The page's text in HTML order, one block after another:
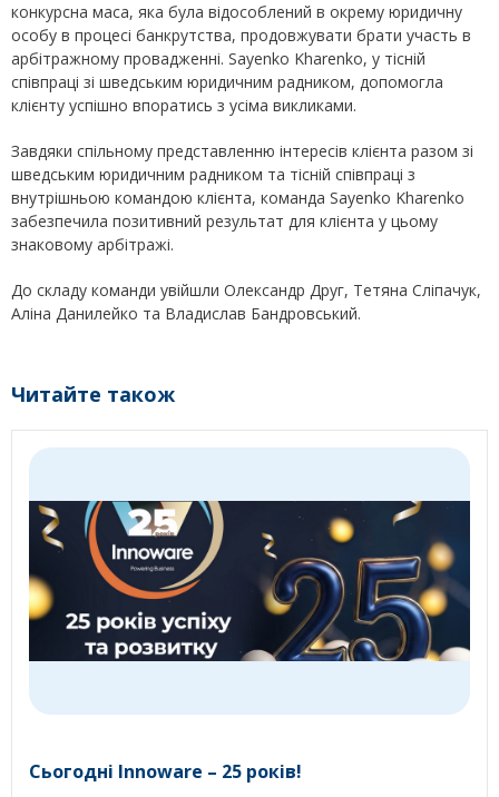
конкурсна маса, яка була відособлений в окрему юридичну
особу в процесі банкрутства, продовжувати брати участь в
арбітражному провадженні. Sayenko Kharenko, у тісній
співпраці зі шведським юридичним радником, допомогла
клієнту успішно впоратись з усіма викликами.
Завдяки спільному представленню інтересів клієнта разом зі
шведським юридичним радником та тісній співпраці з
внутрішньою командою клієнта, команда Sayenko Kharenko
забезпечила позитивний результат для клієнта у цьому
знаковому арбітражі.
До складу команди увійшли Олександр Друг, Тетяна Сліпачук,
Аліна Данилейко та Владислав Бандровський.
Читайте також
Сьогодні Innoware – 25 років!